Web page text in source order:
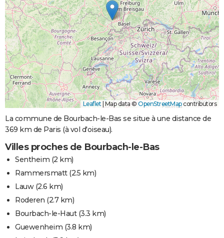
Leaflet Map data ©OpenStreetMapcontributors
La commune de Bourbach-le-Bas se situe à une distance de
369 km de Paris (à vol d'oiseau).
Villes proches de Bourbach-le-Bas
Sentheim (2 km)
Rammersmatt(2.5 km)
Lauw(2.6 km)
Roderen (2.7 km)
Bourbach-le-Haut(3.3 km)
Guewenheim (3.8 km)